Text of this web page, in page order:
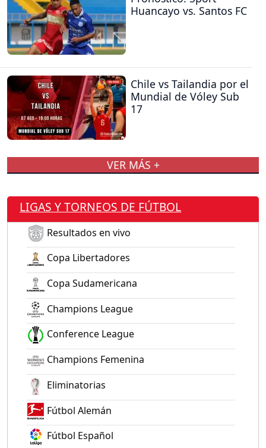
Huancayo vs. Santos FC
Chile vs Tailandia por el
Mundial de Vóley Sub
17
VER MÁS +
LIGAS Y TORNEOS DE FÚTBOL
Resultados en vivo
Copa Libertadores
Copa Sudamericana
Champions League
Conference League
Champions Femenina
Eliminatorias
Fútbol Alemán
Fútbol Español